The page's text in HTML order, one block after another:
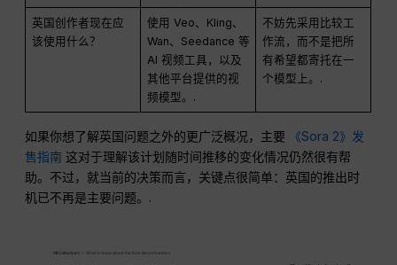
英国创作者现在应
该使用什么？
使用 Veo、Kling、
Wan、Seedance 等
AI 视频工具，以及
其他平台提供的视
频模型。.
不妨先采用比较工
作流，而不是把所
有希望都寄托在一
个模型上。.
如果你想了解英国问题之外的更广泛概况，主要
《Sora 2》发
售指南 这对于理解该计划随时间推移的变化情况仍然很有帮
助。不过，就当前的决策而言，关键点很简单：英国的推出时
机已不再是主要问题。.